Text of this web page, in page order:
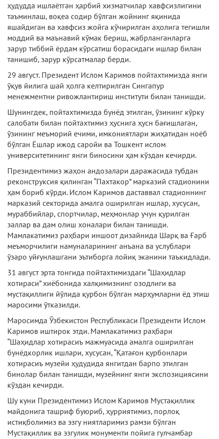
ҳудудда ишлаётган ҳарбий хизматчилар хавфсизлигини
таъминлаш, воқеа содир бўлган жойнинг яқинида
яшайдиган ва хавфсиз жойга кўчирилган аҳолига тегишли
моддий ва маънавий кўмак бериш, жабрланганларга
зарур тиббий ёрдам кўрсатиш борасидаги ишлар билан
танишиб, зарур кўрсатмалар берди.
29 август. Президент Ислом Каримов пойтахтимизда янги
ўқув йилига шай ҳолга келтирилган Сингапур
менежментни ривожлантириш институти билан танишди.
Шунингдек, пойтахтимизда бунёд этилган, ўзининг кўрку
салобати билан пойтахтимиз ҳуснига ҳусн бағишлаган,
ўзининг меъморий ечими, имкониятлари жиҳатидан ноёб
бўлган Ёшлар ижод саройи ва Тошкент ислом
университетининг янги биносини ҳам кўздан кечирди.
Президентимиз жаҳон андозалари даражасида тубдан
реконструксия қилинган “Пахтакор” марказий стадионини
ҳам бориб кўрди. Ислом Каримов даставвал стадионнинг
марказий секторида амалга оширилган ишлар, хусусан,
мураббийлар, спортчилар, меҳмонлар учун қурилган
заллар ва дам олиш хоналари билан танишди.
Мамлакатимиз раҳбари иншоот дизайнида Шарқ ва Ғарб
меъморчилиги намуналарининг анъана ва услублари
ўзаро уйғунлашгани эътиборга лойиқ эканини таъкидлади.
31 август эрта тонгида пойтахтимиздаги “Шаҳидлар
хотираси” хиёбонида халқимизнинг озодлиги ва
мустақиллиги йўлида қурбон бўлган марҳумларни ёд этиш
маросими ўтказилди.
Маросимда Ўзбекистон Республикаси Президенти Ислом
Каримов иштирок этди. Мамлакатимиз раҳбари
“Шаҳидлар хотирасиъ мажмуасида амалга оширилган
бунёдкорлик ишлари, хусусан, “Қатағон қурбонлари
хотирасиъ музейи ҳудудида янгитдан барпо этилган
бинолар билан танишди, музейнинг янги экспозициясини
кўздан кечирди.
Шу куни Президентимиз Ислом Каримов Мустақиллик
майдонига ташриф буюриб, ҳурриятимиз, порлоқ
истиқболимиз ва эзгу ниятларимиз рамзи бўлган
Мустақиллик ва эзгулик монументи пойига гулчамбар